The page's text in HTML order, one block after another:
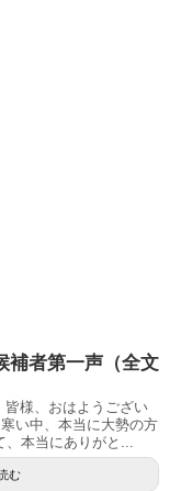
補者第一声（全文
様、おはようござい
い中、本当に大勢の方
、本当にありがと...
む